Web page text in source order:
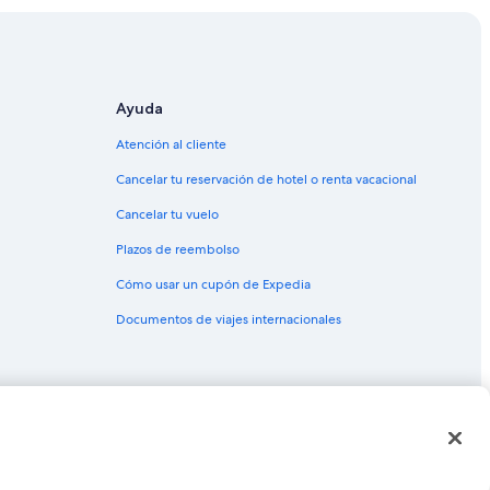
Alemanes
Ayuda
Atención al cliente
Cancelar tu reservación de hotel o renta vacacional
Cancelar tu vuelo
Plazos de reembolso
Cómo usar un cupón de Expedia
Documentos de viajes internacionales
marcas comerciales de Expedia, Inc. CST# 2029030-50.